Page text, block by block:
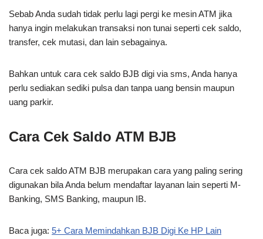
Sebab Anda sudah tidak perlu lagi pergi ke mesin ATM jika
hanya ingin melakukan transaksi non tunai seperti cek saldo,
transfer, cek mutasi, dan lain sebagainya.
Bahkan untuk cara cek saldo BJB digi via sms, Anda hanya
perlu sediakan sediki pulsa dan tanpa uang bensin maupun
uang parkir.
Cara Cek Saldo ATM BJB
Cara cek saldo ATM BJB merupakan cara yang paling sering
digunakan bila Anda belum mendaftar layanan lain seperti M-
Banking, SMS Banking, maupun IB.
Baca juga: 5+ Cara Memindahkan BJB Digi Ke HP Lain